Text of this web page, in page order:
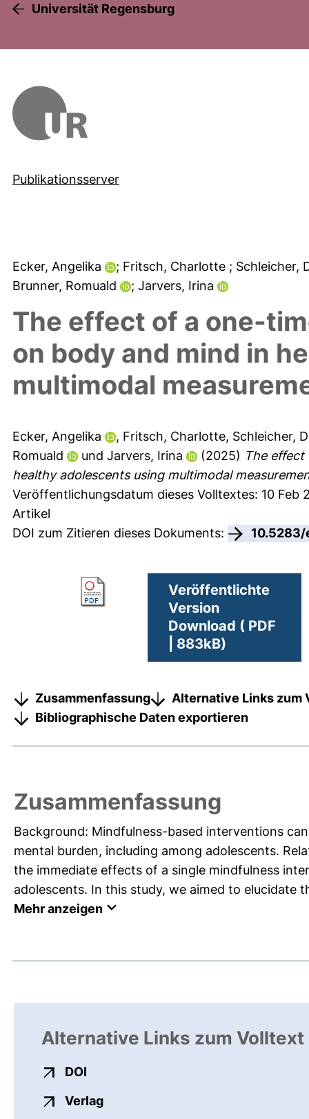
Universität Regensburg
Publikationsserver
Ecker, Angelika ; Fritsch, Charlotte ; Schleicher,
Brunner, Romuald
; Jarvers, Irina
The effect of a one-
on body and mind in
multimodal
Ecker, Angelika , Fritsch, Charlotte, Schleicher,
Romuald
und Jarvers, Irina (2025) The
healthy adolescents using multimodal
Veröffentlichungsdatum dieses Volltextes: 10 Feb
Artikel
DOI zum Zitieren dieses Dokuments:
Veröffentlichte
Version
Download ( PDF
| 883kB)
Zusammenfassung
Alternative Links zum
Bibliographische Daten exportieren
Zusammenfassung
Background: Mindfulness-based interventions
mental burden, including among adolescents.
the immediate effects of a single mindfulness
adolescents. In this study, we aimed to elucidate
Mehr anzeigen
Alternative Links zum Volltext
DOI
Verlagexterner Link, öffnet neues